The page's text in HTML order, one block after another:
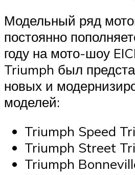
Модельный ряд
постоянно
году на мото-шоу
Triumph был
новых и
моделей:
Triumph Speed
Triumph Street
Triumph